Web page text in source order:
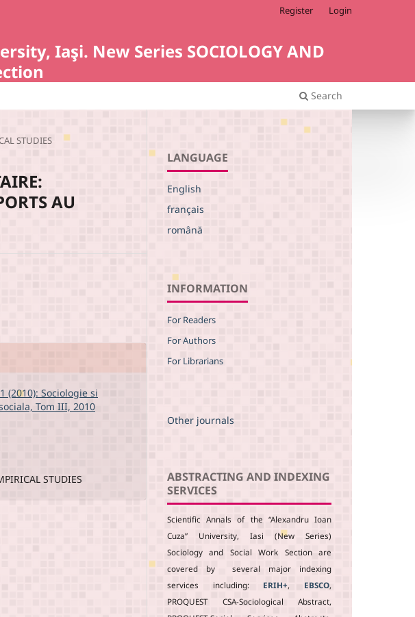
Iaşi. New Series SOCIOLOGY AND
Search
Register Login
STUDIES
AU
(2010): Sociologie si
Tom III, 2010
STUDIES
LANGUAGE
English
français
română
INFORMATION
For Readers
For Authors
For Librarians
Other journals
ABSTRACTING AND INDEXING
SERVICES
Scientific Annals of the “Alexandru Ioan
Cuza” University, Iasi (New Series)
Sociology and Social Work Section are
covered by several major indexing
services including: ERIH+, EBSCO,
PROQUEST CSA-Sociological Abstract,